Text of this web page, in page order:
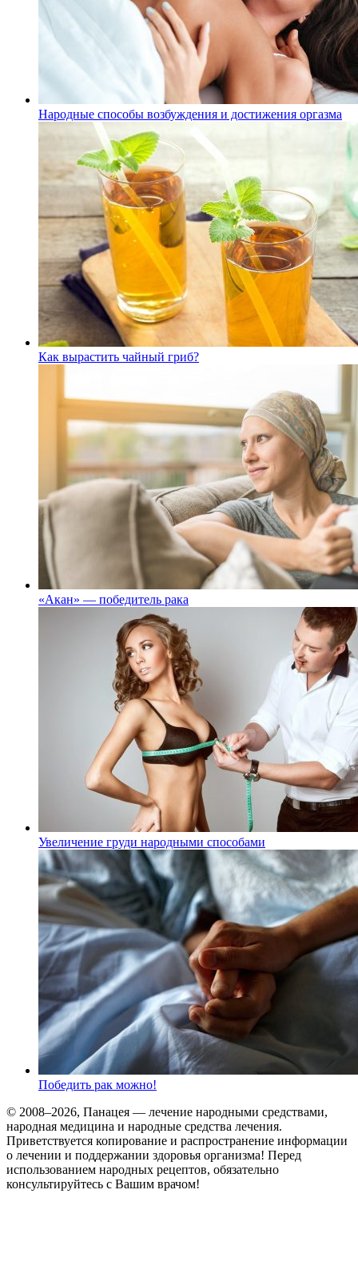
Народные способы возбуждения и достижения оргазма
Как вырастить чайный гриб?
«Акан» — победитель рака
Увеличение груди народными способами
Победить рак можно!
© 2008–2026, Панацея — лечение народными средствами,
народная медицина и народные средства лечения.
Приветствуется копирование и распространение информации
о лечении и поддержании здоровья организма! Перед
использованием народных рецептов, обязательно
консультируйтесь с Вашим врачом!